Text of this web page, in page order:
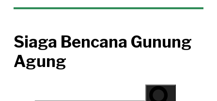
Siaga Bencana Gunung
Agung